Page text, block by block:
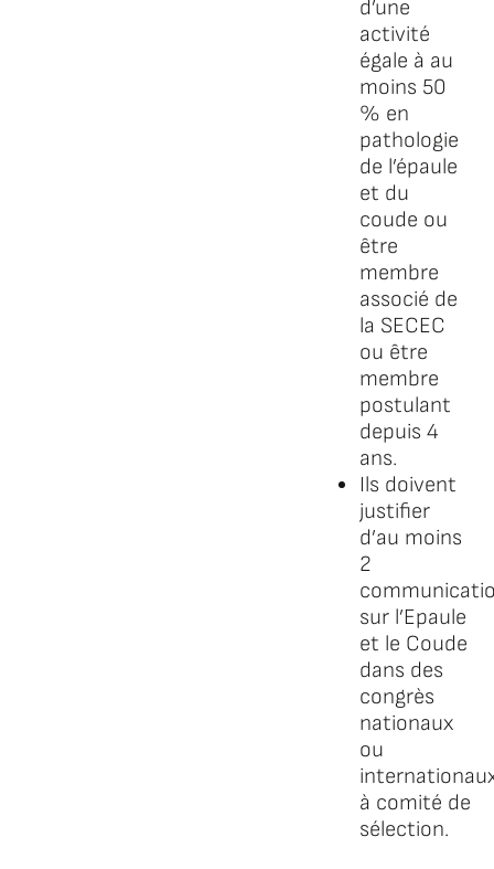
d’une
activité
égale à au
moins 50
% en
pathologie
de l’épaule
et du
coude ou
être
membre
associé de
la SECEC
ou être
membre
postulant
depuis 4
ans.
Ils doivent
justifier
d’au moins
2
sur l’Epaule
et le Coude
dans des
congrès
nationaux
ou
à comité de
sélection.